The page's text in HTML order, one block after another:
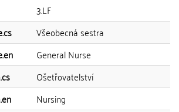
3.LF
Všeobecná sestra
General Nurse
Ošetřovatelství
Nursing